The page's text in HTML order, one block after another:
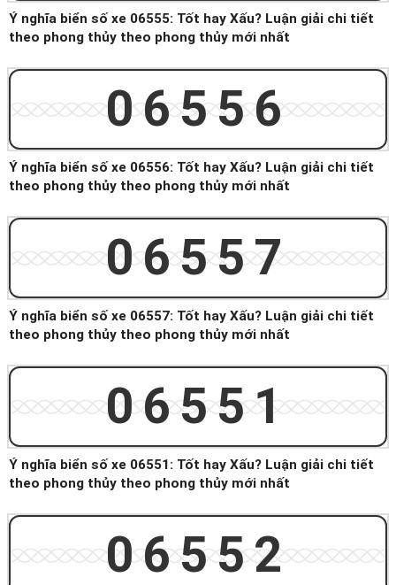
Ý nghĩa biển số xe 06555: Tốt hay Xấu? Luận giải chi tiết
theo phong thủy theo phong thủy mới nhất
06556
Ý nghĩa biển số xe 06556: Tốt hay Xấu? Luận giải chi tiết
theo phong thủy theo phong thủy mới nhất
06557
Ý nghĩa biển số xe 06557: Tốt hay Xấu? Luận giải chi tiết
theo phong thủy theo phong thủy mới nhất
06551
Ý nghĩa biển số xe 06551: Tốt hay Xấu? Luận giải chi tiết
theo phong thủy theo phong thủy mới nhất
06552